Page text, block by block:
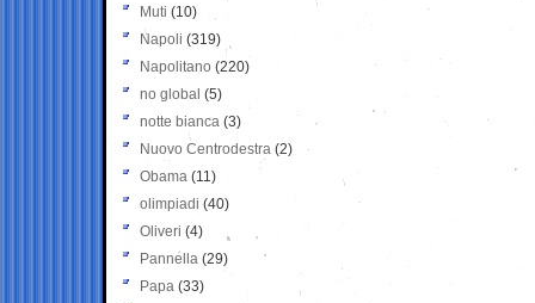
Muti (10)
Napoli (319)
Napolitano (220)
no global (5)
notte bianca (3)
Nuovo Centrodestra (2)
Obama (11)
olimpiadi (40)
Oliveri (4)
Pannella (29)
Papa (33)